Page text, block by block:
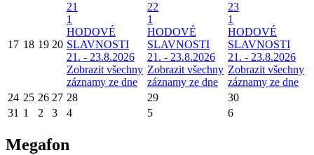
17 18 19 20
21
1
HODOVÉ
SLAVNOSTI
21. - 23.8.2026
Zobrazit všechny
záznamy ze dne
22
1
HODOVÉ
SLAVNOSTI
21. - 23.8.2026
Zobrazit všechny
záznamy ze dne
23
1
HODOVÉ
SLAVNOSTI
21. - 23.8.2026
Zobrazit všechny
záznamy ze dne
24 25 26 27 28 29
30
31 1 2 3 4 5 6
Megafon